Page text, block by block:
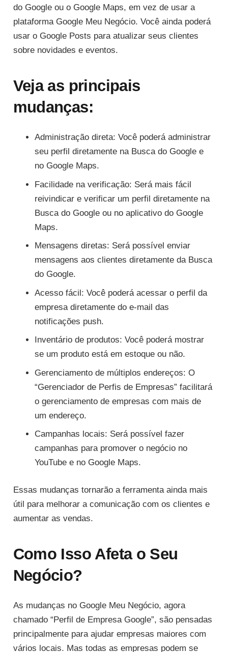
do Google ou o Google Maps, em vez de usar a
plataforma Google Meu Negócio. Você ainda poderá
usar o Google Posts para atualizar seus clientes
sobre novidades e eventos.
Veja as principais
mudanças:
Administração direta: Você poderá administrar
seu perfil diretamente na Busca do Google e
no Google Maps.
Facilidade na verificação: Será mais fácil
reivindicar e verificar um perfil diretamente na
Busca do Google ou no aplicativo do Google
Maps.
Mensagens diretas: Será possível enviar
mensagens aos clientes diretamente da Busca
do Google.
Acesso fácil: Você poderá acessar o perfil da
empresa diretamente do e-mail das
notificações push.
Inventário de produtos: Você poderá mostrar
se um produto está em estoque ou não.
Gerenciamento de múltiplos endereços: O
“Gerenciador de Perfis de Empresas” facilitará
o gerenciamento de empresas com mais de
um endereço.
Campanhas locais: Será possível fazer
campanhas para promover o negócio no
YouTube e no Google Maps.
Essas mudanças tornarão a ferramenta ainda mais
útil para melhorar a comunicação com os clientes e
aumentar as vendas.
Como Isso Afeta o Seu
Negócio?
As mudanças no Google Meu Negócio, agora
chamado “Perfil de Empresa Google”, são pensadas
principalmente para ajudar empresas maiores com
vários locais. Mas todas as empresas podem se